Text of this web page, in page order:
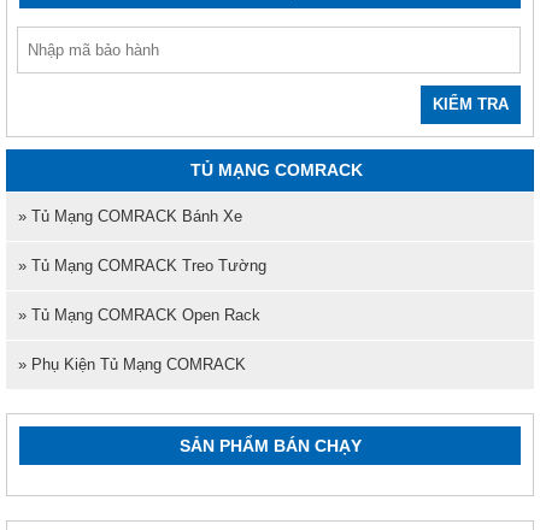
KIỂM TRA
TỦ MẠNG COMRACK
» Tủ Mạng COMRACK Bánh Xe
» Tủ Mạng COMRACK Treo Tường
» Tủ Mạng COMRACK Open Rack
» Phụ Kiện Tủ Mạng COMRACK
SẢN PHẨM BÁN CHẠY